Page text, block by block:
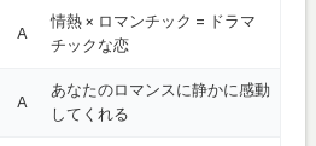
A
情熱 × ロマンチック = ドラマ
チックな恋
A
あなたのロマンスに静かに感動
してくれる